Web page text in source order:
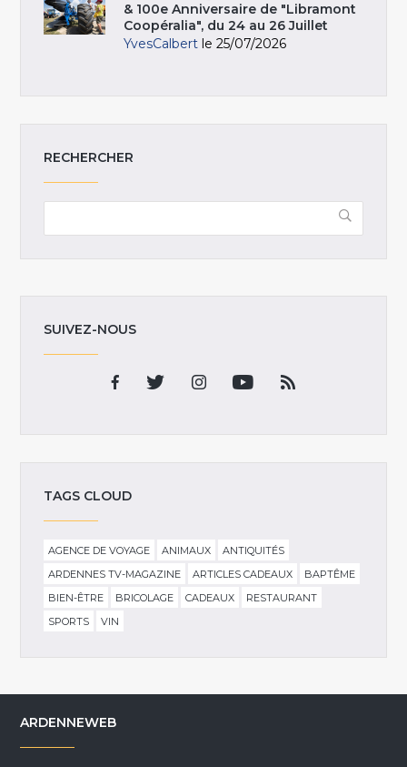
& 100e Anniversaire de "Libramont
Coopéralia", du 24 au 26 Juillet
YvesCalbert le 25/07/2026
RECHERCHER
SUIVEZ-NOUS
TAGS CLOUD
AGENCE DE VOYAGE ANIMAUX
ANTIQUITÉS
ARDENNES TV-MAGAZINE
ARTICLES CADEAUX
BAPTÊME
BIEN-ÊTRE
BRICOLAGE CADEAUX
RESTAURANT
SPORTS
VIN
ARDENNEWEB